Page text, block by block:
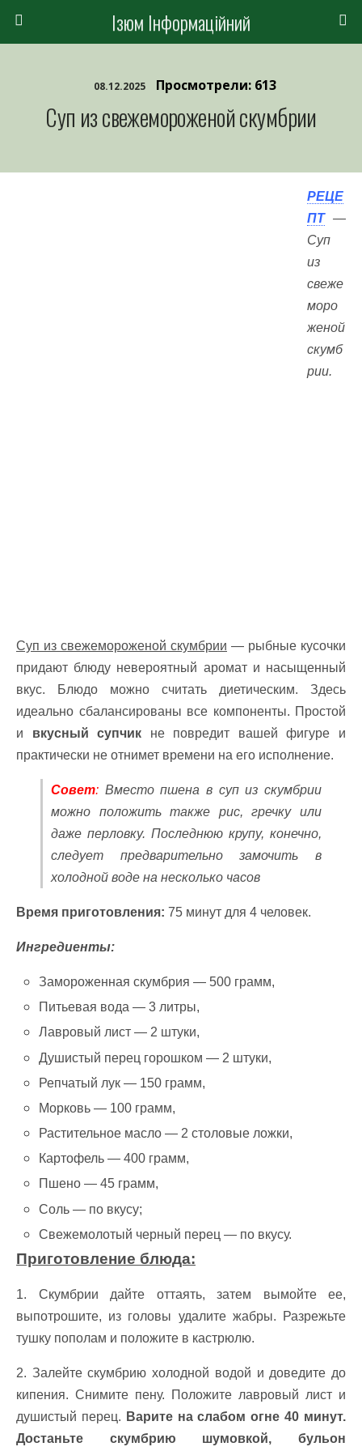
Ізюм Інформаційний
08.12.2025 Просмотрели: 613
Суп из свежемороженой скумбрии
РЕЦЕ
ПТ—
Суп
из
свеже
моро
женой
скумб
рии.
Суп из свежемороженой скумбрии — рыбные кусочки
придают блюду невероятный аромат и насыщенный
вкус. Блюдо можно считать диетическим. Здесь
идеально сбалансированы все компоненты. Простой
и вкусный супчик не повредит вашей фигуре и
практически не отнимет времени на его исполнение.
Совет: Вместо пшена в суп из скумбрии
можно положить также рис, гречку или
даже перловку. Последнюю крупу, конечно,
следует предварительно замочить в
холодной воде на несколько часов
Время приготовления: 75 минут для 4 человек.
Ингредиенты:
Замороженная скумбрия — 500 грамм,
Питьевая вода — 3 литры,
Лавровый лист — 2 штуки,
Душистый перец горошком — 2 штуки,
Репчатый лук — 150 грамм,
Морковь — 100 грамм,
Растительное масло — 2 столовые ложки,
Картофель — 400 грамм,
Пшено — 45 грамм,
Соль — по вкусу;
Свежемолотый черный перец — по вкусу.
Приготовление блюда:
1. Скумбрии дайте оттаять, затем вымойте ее,
выпотрошите, из головы удалите жабры. Разрежьте
тушку пополам и положите в кастрюлю.
2. Залейте скумбрию холодной водой и доведите до
кипения. Снимите пену. Положите лавровый лист и
душистый перец. Варите на слабом огне 40 минут.
Достаньте скумбрию шумовкой, бульон